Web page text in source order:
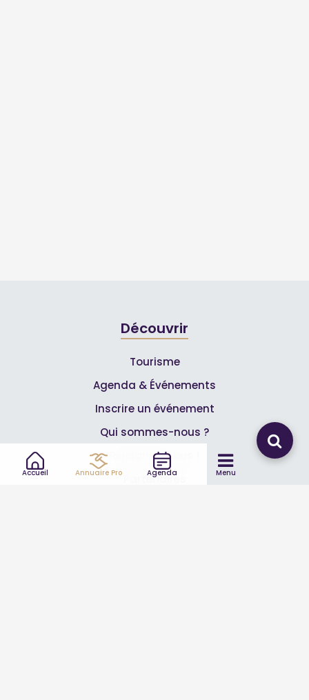
Accueil Annuaire Pro Agenda Menu
Découvrir
Tourisme
Agenda & Événements
Inscrire un événement
Qui sommes-nous ?
Rejoignez-nous !
Partenaires